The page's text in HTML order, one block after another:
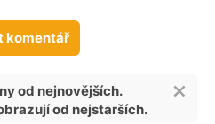
komentář
od nejnovějších.
od nejstarších.